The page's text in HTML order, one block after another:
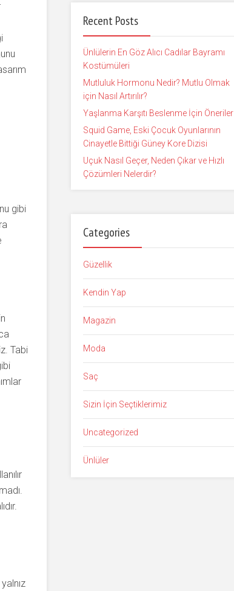
gibi
Tabi
Recent Posts
Ünlülerin En Göz Alıcı Cadılar Bayramı
Kostümüleri
Mutluluk Hormonu Nedir? Mutlu Olmak
için Nasıl Artırılır?
Yaşlanma Karşıtı Beslenme İçin Öneriler
Squid Game, Eski Çocuk Oyunlarının
Cinayetle Bittiği Güney Kore Dizisi
Uçuk Nasıl Geçer, Neden Çıkar ve Hızlı
Çözümleri Nelerdir?
Categories
Güzellik
Kendin Yap
Magazin
Moda
Saç
Sizin İçin Seçtiklerimiz
Uncategorized
Ünlüler